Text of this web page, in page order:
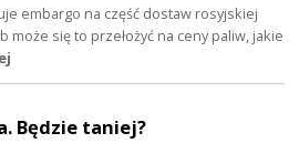
embargo na część dostaw rosyjskiej
się to przełożyć na ceny paliw, jakie
Będzie taniej?